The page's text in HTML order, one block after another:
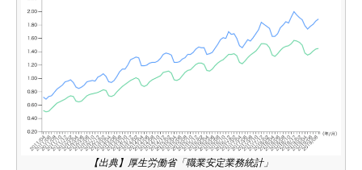
【出典】厚生労働省「職業安定業務統計」